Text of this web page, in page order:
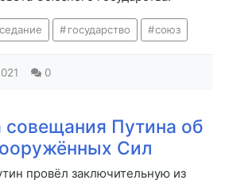
государство союз
0
совещания Путина об
Сил
провёл заключительную из